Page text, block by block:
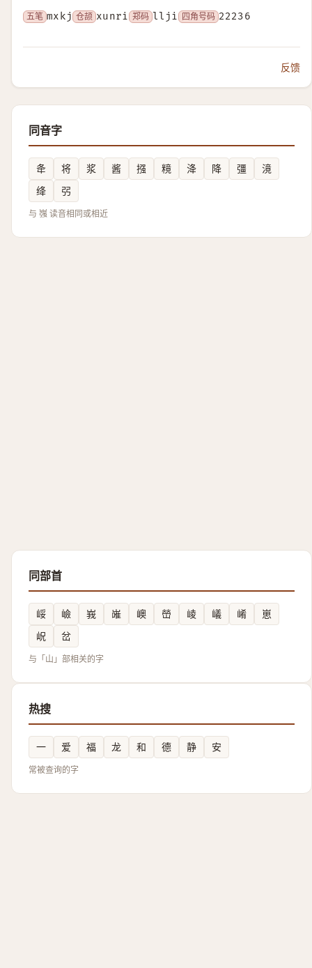
五笔 mxkj 仓颉 xunri 郑码 llji 四角号码 22236
反馈
同音字
夅 将 浆 酱 摾 糡 洚 降 彊
滰
绛
弜
与 嵹 读音相同或相近
同部首
㟎 嶮 峩 嶉 㠗 嵤 崚 嶬 崤
崽
岲
岔
与「山」部相关的字
热搜
一 爱 福 龙 和 德 静 安
常被查询的字